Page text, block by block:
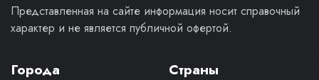
Представленная на сайте информация носит справочный
характер и не является публичной офертой.
Города Страны